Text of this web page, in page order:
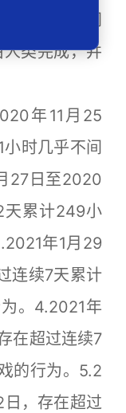
时间且不间
类完成，并
年11月25
时几乎不间
27日至2020
天累计249小
年1月29
连续7天累计
。4.2021年
在超过连续7
的行为。5.2
，存在超过